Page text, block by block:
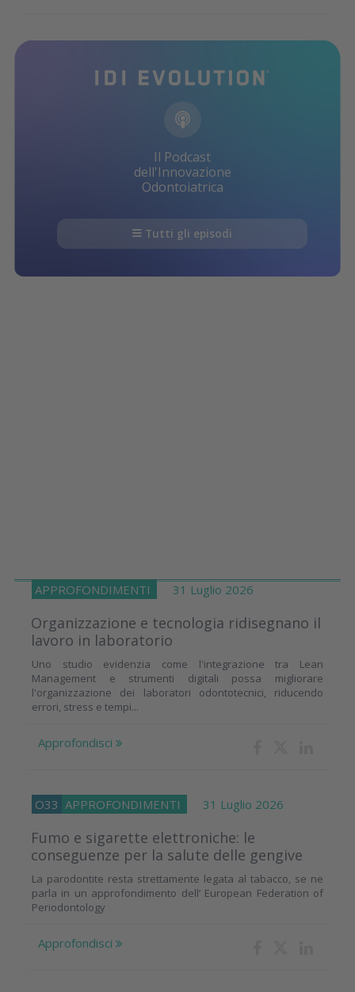
Il Podcast
dell'Innovazione
Odontoiatrica
Tutti gli episodi
APPROFONDIMENTI 31 Luglio 2026
Organizzazione e tecnologia ridisegnano il
lavoro in laboratorio
Uno studio evidenzia come l'integrazione tra Lean
Management e strumenti digitali possa migliorare
l'organizzazione dei laboratori odontotecnici, riducendo
errori, stress e tempi...
Approfondisci
O33 APPROFONDIMENTI 31 Luglio 2026
Fumo e sigarette elettroniche: le
conseguenze per la salute delle gengive
La parodontite resta strettamente legata al tabacco, se ne
parla in un approfondimento dell’ European Federation of
Periodontology
Approfondisci